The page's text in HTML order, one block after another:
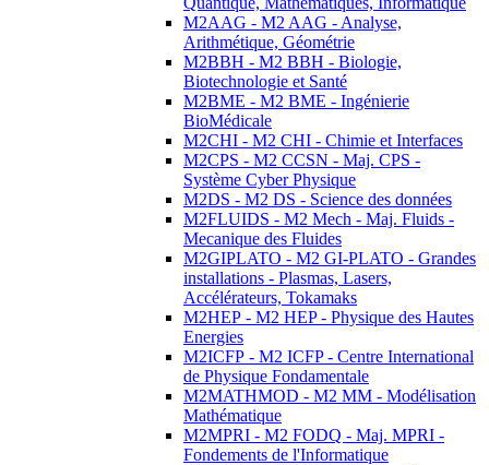
M2AAG - M2 AAG - Analyse,
Arithmétique, Géométrie
M2BBH - M2 BBH - Biologie,
Biotechnologie et Santé
M2BME - M2 BME - Ingénierie
BioMédicale
M2CHI - M2 CHI - Chimie et Interfaces
M2CPS - M2 CCSN - Maj. CPS -
Système Cyber Physique
M2DS - M2 DS - Science des données
M2FLUIDS - M2 Mech - Maj. Fluids -
Mecanique des Fluides
M2GIPLATO - M2 GI-PLATO - Grandes
installations - Plasmas, Lasers,
Accélérateurs, Tokamaks
M2HEP - M2 HEP - Physique des Hautes
Energies
M2ICFP - M2 ICFP - Centre International
de Physique Fondamentale
M2MATHMOD - M2 MM - Modélisation
Mathématique
M2MPRI - M2 FODQ - Maj. MPRI -
Fondements de l'Informatique